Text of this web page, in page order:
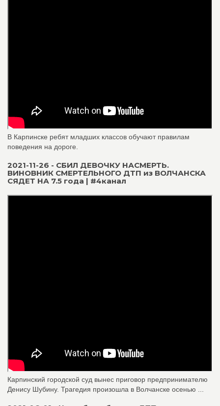
В Карпинске ребят младших классов обучают правилам
поведения на дороге.
2021-11-26 - СБИЛ ДЕВОЧКУ НАСМЕРТЬ.
ВИНОВНИК СМЕРТЕЛЬНОГО ДТП из ВОЛЧАНСКА
СЯДЕТ НА 7.5 года | #4канал
Карпинский городской суд вынес приговор предпринимателю
Денису Шубину. Трагедия произошла в Волчанске осенью ...